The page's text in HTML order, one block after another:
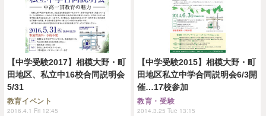
【中学受験2017】相模大野・町
田地区、私立中16校合同説明会
5/31
教育イベント
2016.4.1 Fri 12:45
【中学受験2015】相模大野・町
田地区私立中学合同説明会6/3開
催…17校参加
教育・受験
2014.3.25 Tue 13:15